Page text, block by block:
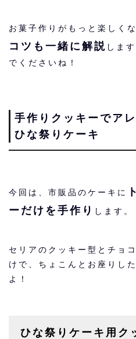
お菓子作りがもっと楽しく
コツも一緒に解説 しま
でくださいね！
手作りクッキーでア
ひな祭りケーキ
今回は、市販品のケーキに
ーだけを手作り します。
セリアのクッキー型とチョ
けで、ちょこんとお座りし
よ！
ひな祭りケーキ用ク